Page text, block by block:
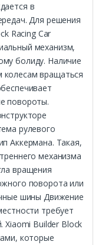
в
Для решения
Racing Car
механизм,
болиду. Наличие
вращаться
повороты.
рулевого
Аккермана. Такая,
механизма
вращения
поворота или
шины Движение
требует
Xiaomi Builder Block
которые